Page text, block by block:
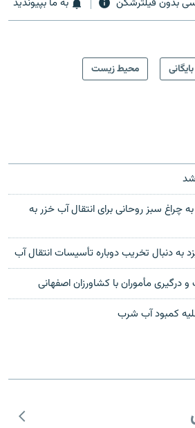
بایگانی محیط زیست
شد
چراغ سبز روحانی برای انتقال آب خزر به
دنبال تخریب دوباره تأسیسات انتقال آب
درگیری مأموران با کشاورزان اصفهانی
کمبود آب شرب